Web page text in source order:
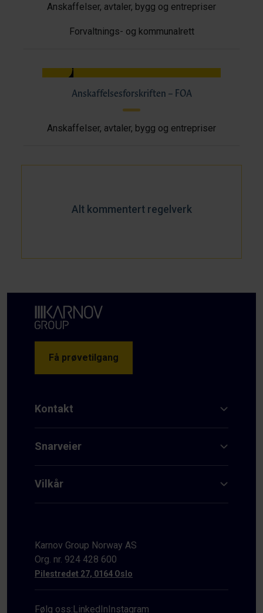
Anskaffelser, avtaler, bygg og entrepriser
Forvaltnings- og kommunalrett
Anskaffelsesforskriften – FOA
Anskaffelser, avtaler, bygg og entrepriser
Alt kommentert regelverk
Få prøvetilgang
Kontakt
Snarveier
Vilkår
Karnov Group Norway AS
Org. nr. 924 428 600
Pilestredet 27, 0164 Oslo
Følg oss:LinkedInInstagram